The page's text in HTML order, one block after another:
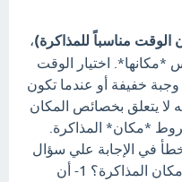
الوقت مناسباً للمذاكرة)،
*مكانها*. اختيار الوقت
خفيفة أو عندما تكون
لا يتعلق بخصائص المكان
*مكان* المذاكرة.
في الإجابة علي سؤال
عدد الشروط الواجب توافرها في مكان المذاكرة؟ 1- أن